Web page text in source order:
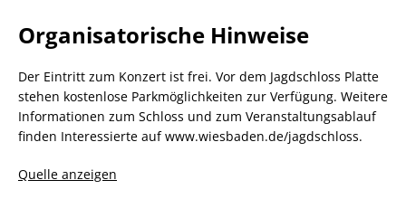
Organisatorische Hinweise
Der Eintritt zum Konzert ist frei. Vor dem Jagdschloss Platte
stehen kostenlose Parkmöglichkeiten zur Verfügung. Weitere
Informationen zum Schloss und zum Veranstaltungsablauf
finden Interessierte auf www.wiesbaden.de/jagdschloss.
Quelle anzeigen